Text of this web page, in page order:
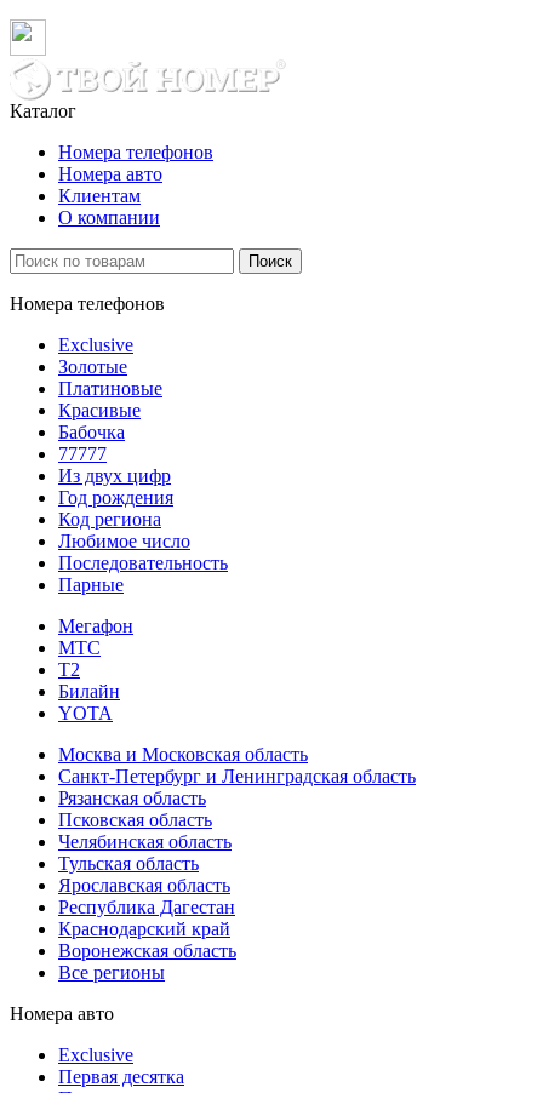
Каталог
Номера телефонов
Номера авто
Клиентам
О компании
Поиск
Номера телефонов
Exclusive
Золотые
Платиновые
Красивые
Бабочка
77777
Из двух цифр
Год рождения
Код региона
Любимое число
Последовательность
Парные
Мегафон
МТС
Т2
Билайн
YOTA
Москва и Московская область
Санкт-Петербург и Ленинградская область
Рязанская область
Псковская область
Челябинская область
Тульская область
Ярославская область
Республика Дагестан
Краснодарский край
Воронежская область
Все регионы
Номера авто
Exclusive
Первая десятка